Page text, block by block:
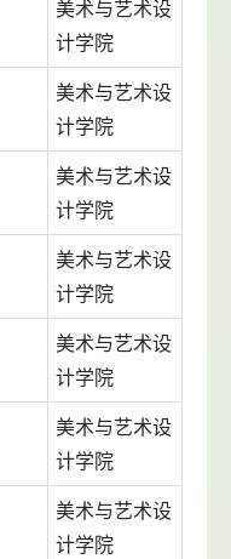
美术与艺术设
计学院
美术与艺术设
计学院
美术与艺术设
计学院
美术与艺术设
计学院
美术与艺术设
计学院
美术与艺术设
计学院
美术与艺术设
计学院